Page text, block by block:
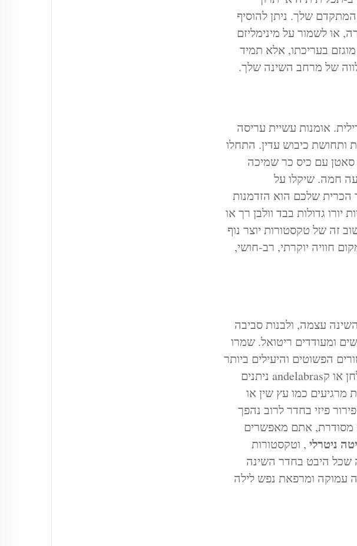
שלך. ניתן להוסיף
או לשמור על מינימליזם
בעריכתו, אלא תמיד
של מרחב השינה שלך.
אומנות עשיית עריסה
ותחושת כיבוש עדין. התחלו
סאטן עם כיס כר שמיכה
חמה. שיקלו על
הכרית שלכם הוא הזדמנות
גדולות בבד וולבן רך או
זה של טקסטורות יוצר נוף
חוויה יוקרתי, רב-חושי,
עצמה, ולבנות סביבה
ומעודדים ריטואל. שמרו
הפשוטים והיעילים ביותר
לרגוע. הכניסו תאורה עדינה ואמביאנטית — החליפו אורות תליны צרים באורות שולחן או קandelabras ניתנים
כמו עץ שין או
פיזי בחדר לרוב נהפך
מסודרת, אתם מאפשרים
ניטרלי , וטקסטורות
שכל היבט בחדר השינה
עמוקה ומרפאת נפש לילה